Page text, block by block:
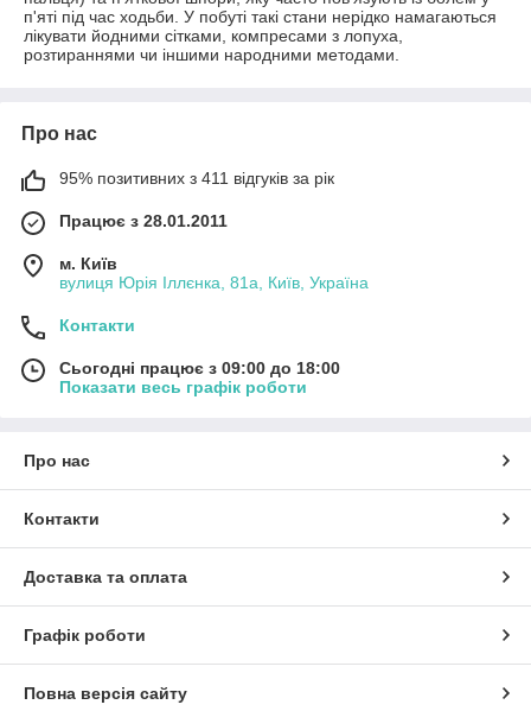
п'яті під час ходьби. У побуті такі стани нерідко намагаються
лікувати йодними сітками, компресами з лопуха,
розтираннями чи іншими народними методами.
Про нас
95% позитивних з 411 відгуків за рік
Працює з 28.01.2011
м. Київ
вулиця Юрія Іллєнка, 81а, Київ, Україна
Контакти
Сьогодні працює з 09:00 до 18:00
Показати весь графік роботи
Про нас
Контакти
Доставка та оплата
Графік роботи
Повна версія сайту